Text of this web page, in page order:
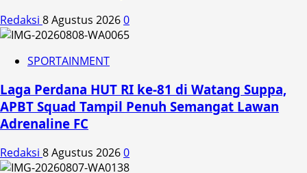
Redaksi 8 Agustus 20260
SPORTAINMENT
Laga Perdana HUT RI ke-81 di Watang Suppa,
APBT Squad Tampil Penuh Semangat Lawan
Adrenaline FC
Redaksi 8 Agustus 20260